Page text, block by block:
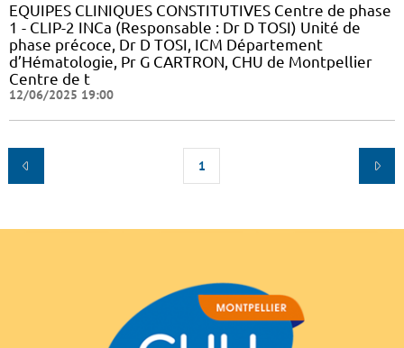
EQUIPES CLINIQUES CONSTITUTIVES Centre de phase
1 - CLIP-2 INCa (Responsable : Dr D TOSI) Unité de
phase précoce, Dr D TOSI, ICM Département
d’Hématologie, Pr G CARTRON, CHU de Montpellier
Centre de t
12/06/2025 19:00
1